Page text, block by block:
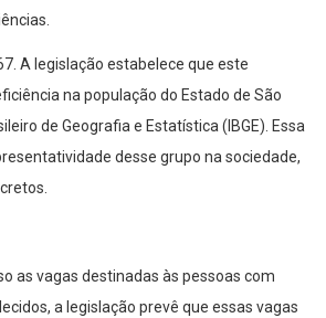
A legislação estabelece que este
na população do Estado de São
de Geografia e Estatística (IBGE). Essa
desse grupo na sociedade,
as vagas destinadas às pessoas com
a legislação prevê que essas vagas